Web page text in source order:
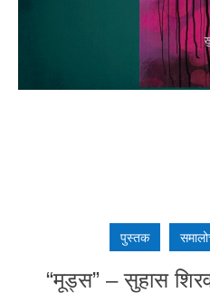
पुस्तक
“मूड्स” – सुहास